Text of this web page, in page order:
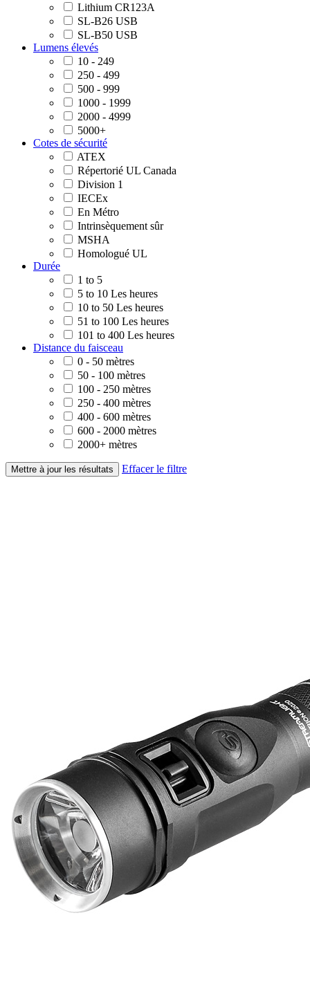
Lithium CR123A
SL-B26 USB
SL-B50 USB
Lumens élevés
10 - 249
250 - 499
500 - 999
1000 - 1999
2000 - 4999
5000+
Cotes de sécurité
ATEX
Répertorié UL Canada
Division 1
IECEx
En Métro
Intrinsèquement sûr
MSHA
Homologué UL
Durée
1 to 5
5 to 10 Les heures
10 to 50 Les heures
51 to 100 Les heures
101 to 400 Les heures
Distance du faisceau
0 - 50 mètres
50 - 100 mètres
100 - 250 mètres
250 - 400 mètres
400 - 600 mètres
600 - 2000 mètres
2000+ mètres
Mettre à jour les résultats Effacer le filtre